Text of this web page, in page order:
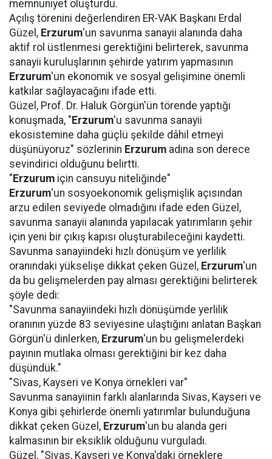
memnuniyet oluşturdu.
Açılış törenini değerlendiren ER-VAK Başkanı Erdal
Güzel, Erzurum'un savunma sanayii alanında daha
aktif rol üstlenmesi gerektiğini belirterek, savunma
sanayii kuruluşlarının şehirde yatırım yapmasının
Erzurum'un ekonomik ve sosyal gelişimine önemli
katkılar sağlayacağını ifade etti.
Güzel, Prof. Dr. Haluk Görgün'ün törende yaptığı
konuşmada, " Erzurum'u savunma sanayii
ekosistemine daha güçlü şekilde dâhil etmeyi
düşünüyoruz" sözlerinin Erzurum adına son derece
sevindirici olduğunu belirtti.
" Erzurum için cansuyu niteliğinde"
Erzurum'un sosyoekonomik gelişmişlik açısından
arzu edilen seviyede olmadığını ifade eden Güzel,
savunma sanayii alanında yapılacak yatırımların şehir
için yeni bir çıkış kapısı oluşturabileceğini kaydetti.
Savunma sanayiindeki hızlı dönüşüm ve yerlilik
oranındaki yükselişe dikkat çeken Güzel, Erzurum'un
da bu gelişmelerden pay alması gerektiğini belirterek
şöyle dedi:
"Savunma sanayiindeki hızlı dönüşümde yerlilik
oranının yüzde 83 seviyesine ulaştığını anlatan Başkan
Görgün'ü dinlerken, Erzurum'un bu gelişmelerdeki
payının mutlaka olması gerektiğini bir kez daha
düşündük."
"Sivas, Kayseri ve Konya örnekleri var"
Savunma sanayiinin farklı alanlarında Sivas, Kayseri ve
Konya gibi şehirlerde önemli yatırımlar bulunduğuna
dikkat çeken Güzel, Erzurum'un bu alanda geri
kalmasının bir eksiklik olduğunu vurguladı.
Güzel, "Sivas, Kayseri ve Konya'daki örneklere